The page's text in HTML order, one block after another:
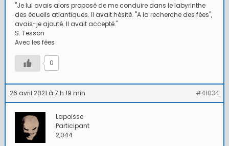
"Je lui avais alors proposé de me conduire dans le labyrinthe
des écueils atlantiques. Il avait hésité. "A la recherche des fées",
avais-je ajouté. Il avait accepté."
S. Tesson
Avec les fées
0
26 avril 2021 à 7 h 19 min #41034
Lapoisse
Participant
2,044